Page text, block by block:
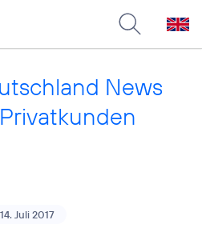
News
14. Juli 2017